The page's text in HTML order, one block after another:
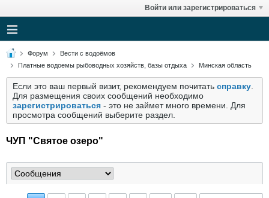
Войти или зарегистрироваться
Форум
Вести с водоёмов
Платные водоемы рыбоводных хозяйств, базы отдыха
Минская область
Если это ваш первый визит, рекомендуем почитать справку
Для размещения своих сообщений необходимо
зарегистрироваться - это не займет много времени. Для
просмотра сообщений выберите раздел.
ЧУП "Святое озеро"